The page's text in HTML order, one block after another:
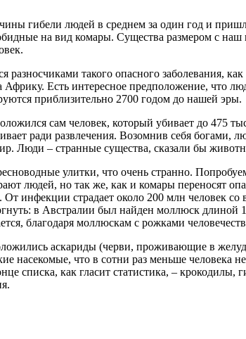
гибели людей в среднем за один год и
на вид комары. Существа размером с
такого опасного заболевания,
Есть интересное предположение, что
приблизительно 2700 годом до нашей эры.
сам человек, который убивает до 475
ради развлечения. Возомнив себя
Люди – странные существа, сказали бы
улитки, что очень странно.
людей, но так же, как и комары переносят
инфекции страдает около 200 млн человек со
в Австралии был найден моллюск длиной
благодаря моллюскам с рожками
аскариды (черви, проживающие в
насекомые, что в сотни раз меньше человека
списка, как гласит статистика, –